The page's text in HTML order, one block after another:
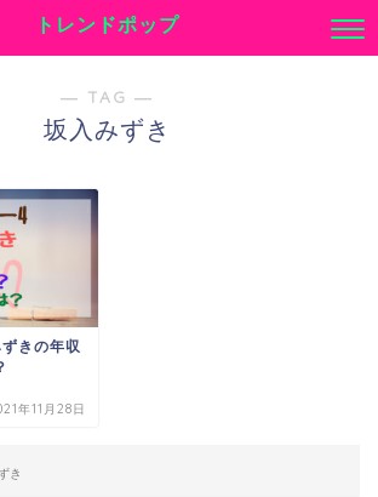
トレンドポップ
― TAG ―
坂入みずき
きの年収
年11月28日
き